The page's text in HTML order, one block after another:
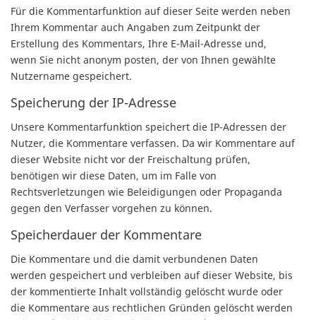
Für die Kommentarfunktion auf dieser Seite werden neben
Ihrem Kommentar auch Angaben zum Zeitpunkt der
Erstellung des Kommentars, Ihre E-Mail-Adresse und,
wenn Sie nicht anonym posten, der von Ihnen gewählte
Nutzername gespeichert.
Speicherung der IP-Adresse
Unsere Kommentarfunktion speichert die IP-Adressen der
Nutzer, die Kommentare verfassen. Da wir Kommentare auf
dieser Website nicht vor der Freischaltung prüfen,
benötigen wir diese Daten, um im Falle von
Rechtsverletzungen wie Beleidigungen oder Propaganda
gegen den Verfasser vorgehen zu können.
Speicherdauer der Kommentare
Die Kommentare und die damit verbundenen Daten
werden gespeichert und verbleiben auf dieser Website, bis
der kommentierte Inhalt vollständig gelöscht wurde oder
die Kommentare aus rechtlichen Gründen gelöscht werden